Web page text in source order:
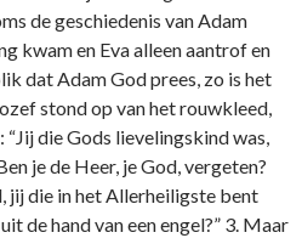
de geschiedenis van Adam
kwam en Eva alleen aantrof en
dat Adam God prees, zo is het
stond op van het rouwkleed,
die Gods lievelingskind was,
je de Heer, je God, vergeten?
jij die in het Allerheiligste bent
de hand van een engel?” 3. Maar